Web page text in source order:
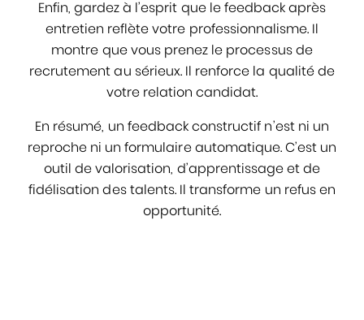
Enfin, gardez à l’esprit que le feedback après
entretien reflète votre professionnalisme. Il
montre que vous prenez le processus de
recrutement au sérieux. Il renforce la qualité de
votre relation candidat.
En résumé, un feedback constructif n’est ni un
reproche ni un formulaire automatique. C’est un
outil de valorisation, d’apprentissage et de
fidélisation des talents. Il transforme un refus en
opportunité.